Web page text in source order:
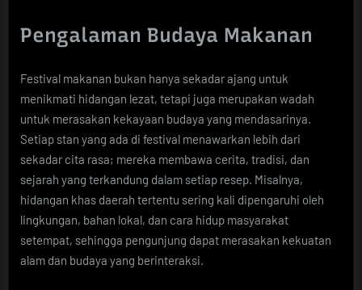
Pengalaman Budaya Makanan
Festival makanan bukan hanya sekadar ajang untuk
menikmati hidangan lezat, tetapi juga merupakan wadah
untuk merasakan kekayaan budaya yang mendasarinya.
Setiap stan yang ada di festival menawarkan lebih dari
sekadar cita rasa; mereka membawa cerita, tradisi, dan
sejarah yang terkandung dalam setiap resep. Misalnya,
hidangan khas daerah tertentu sering kali dipengaruhi oleh
lingkungan, bahan lokal, dan cara hidup masyarakat
setempat, sehingga pengunjung dapat merasakan kekuatan
alam dan budaya yang berinteraksi.